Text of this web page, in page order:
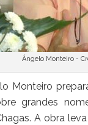
Ângelo Monteiro -
Monteiro
grandes
A obra